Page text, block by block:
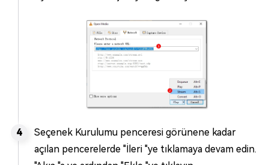
Seçenek Kurulumu penceresi görünene kadar
açılan pencerelerde "İleri "ye tıklamaya devam edin.